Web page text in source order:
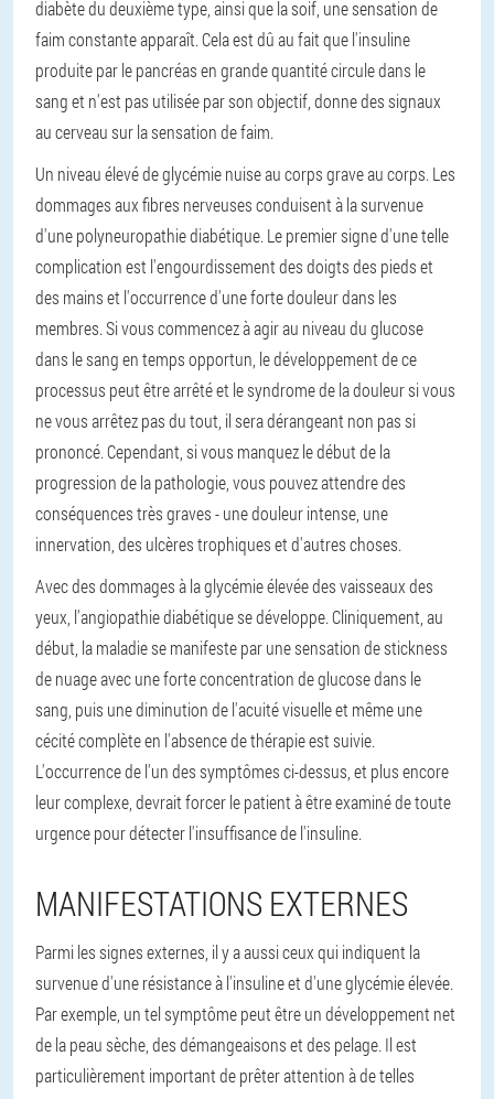
diabète du deuxième type, ainsi que la soif, une sensation de
faim constante apparaît. Cela est dû au fait que l'insuline
produite par le pancréas en grande quantité circule dans le
sang et n'est pas utilisée par son objectif, donne des signaux
au cerveau sur la sensation de faim.
Un niveau élevé de glycémie nuise au corps grave au corps. Les
dommages aux fibres nerveuses conduisent à la survenue
d'une polyneuropathie diabétique. Le premier signe d'une telle
complication est l'engourdissement des doigts des pieds et
des mains et l'occurrence d'une forte douleur dans les
membres. Si vous commencez à agir au niveau du glucose
dans le sang en temps opportun, le développement de ce
processus peut être arrêté et le syndrome de la douleur si vous
ne vous arrêtez pas du tout, il sera dérangeant non pas si
prononcé. Cependant, si vous manquez le début de la
progression de la pathologie, vous pouvez attendre des
conséquences très graves - une douleur intense, une
innervation, des ulcères trophiques et d'autres choses.
Avec des dommages à la glycémie élevée des vaisseaux des
yeux, l'angiopathie diabétique se développe. Cliniquement, au
début, la maladie se manifeste par une sensation de stickness
de nuage avec une forte concentration de glucose dans le
sang, puis une diminution de l'acuité visuelle et même une
cécité complète en l'absence de thérapie est suivie.
L'occurrence de l'un des symptômes ci-dessus, et plus encore
leur complexe, devrait forcer le patient à être examiné de toute
urgence pour détecter l'insuffisance de l'insuline.
MANIFESTATIONS EXTERNES
Parmi les signes externes, il y a aussi ceux qui indiquent la
survenue d'une résistance à l'insuline et d'une glycémie élevée.
Par exemple, un tel symptôme peut être un développement net
de la peau sèche, des démangeaisons et des pelage. Il est
particulièrement important de prêter attention à de telles